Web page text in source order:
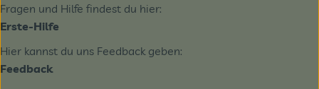
Fragen und Hilfe findest du hier:
Erste-Hilfe
Hier kannst du uns Feedback geben:
Feedback